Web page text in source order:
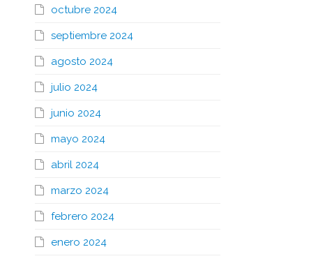
octubre 2024
septiembre 2024
agosto 2024
julio 2024
junio 2024
mayo 2024
abril 2024
marzo 2024
febrero 2024
enero 2024